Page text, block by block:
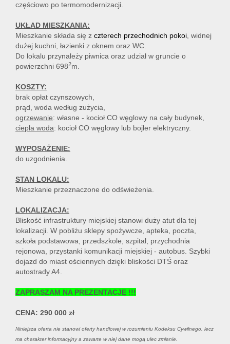
częściowo po termomodernizacji.
UKŁAD MIESZKANIA:
Mieszkanie składa się z czterech przechodnich pokoi, widnej
dużej kuchni, łazienki z oknem oraz WC.
Do lokalu przynależy piwnica oraz udział w gruncie o
powierzchni 6982m.
KOSZTY:
brak opłat czynszowych,
prąd, woda według zużycia,
ogrzewanie: własne - kocioł CO węglowy na cały budynek,
ciepła woda: kocioł CO węglowy lub bojler elektryczny.
WYPOSAŻENIE:
do uzgodnienia.
STAN LOKALU:
Mieszkanie przeznaczone do odświeżenia.
LOKALIZACJA:
Bliskość infrastruktury miejskiej stanowi duży atut dla tej
lokalizacji. W pobliżu sklepy spożywcze, apteka, poczta,
szkoła podstawowa, przedszkole, szpital, przychodnia
rejonowa, przystanki komunikacji miejskiej - autobus. Szybki
dojazd do miast ościennych dzięki bliskości DTŚ oraz
autostrady A4.
ZAPRASZAM NA PREZENTACJĘ !!!
CENA: 290 000 zł
Niniejsza oferta nie stanowi oferty handlowej w rozumieniu Kodeksu Cywilnego, lecz
ma charakter informacyjny a zawarte w niej dane mogą ulec zmianie.